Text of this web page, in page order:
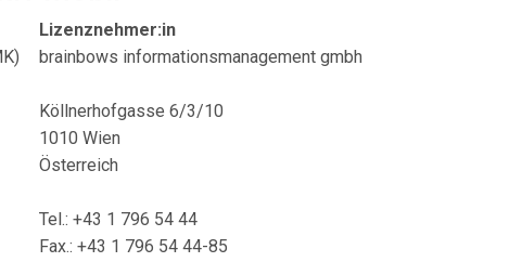
Lizenznehmer:in
brainbows informationsmanagement gmbh
Köllnerhofgasse 6/3/10
1010 Wien
Österreich
Tel.: +43 1 796 54 44
Fax.: +43 1 796 54 44-85